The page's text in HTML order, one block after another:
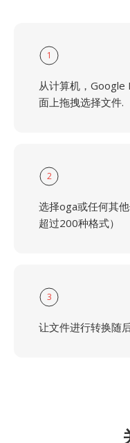
1
从计算机，
面上拖拽选择文件.
2
选择oga或任何其
超过200种格式）
3
让文件进行转换随